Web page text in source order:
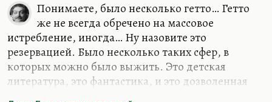
Понимаете, было несколько гетто… Гетто
же не всегда обречено на массовое
истребление, иногда… Ну назовите это
резервацией. Было несколько таких сфер, в
которых можно было выжить. Это детская
литература, это фантастика, и это дозволенная